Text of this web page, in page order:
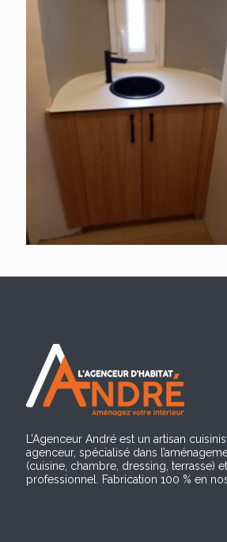
L’Agenceur André est un artisan
agenceur, spécialisé dans
(cuisine, chambre, dressing, terrasse)
professionnel. Fabrication 100 % en